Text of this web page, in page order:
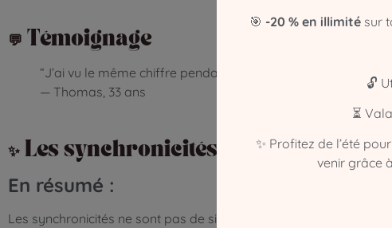
💬 Témoignage
“J’ai vu le même chiffre pendant des jours. J’ai consulté
— Thomas, 33 ans
✨ Les synchronicités : Ces
En résumé :
Les synchronicités ne sont pas de simples coïncidences.
🎯 -20 % en illimité sur
🔓
⏳
✨ Profitez de l’été
venir grâce